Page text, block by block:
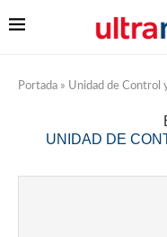
Portada » Unidad de Control
UNIDAD DE